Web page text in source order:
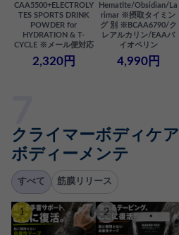
CAA5500+ELECTROLY
TES SPORTS DRINK
POWDER for
HYDRATION & T-
CYCLE ※メール便対応
2,320円
Hematite/Obsidian/La
rimar ※摂取タイミン
グ 別 ※BCAA6790/ク
レアルカリン/EAAバ
イオペリン
4,990円
クライマーボディケア
ボディーメンテ
すべて 筋膜リリース
1 2